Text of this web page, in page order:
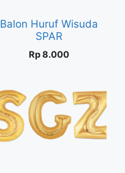
Balon Huruf Wisuda
SPAR
Rp8.000